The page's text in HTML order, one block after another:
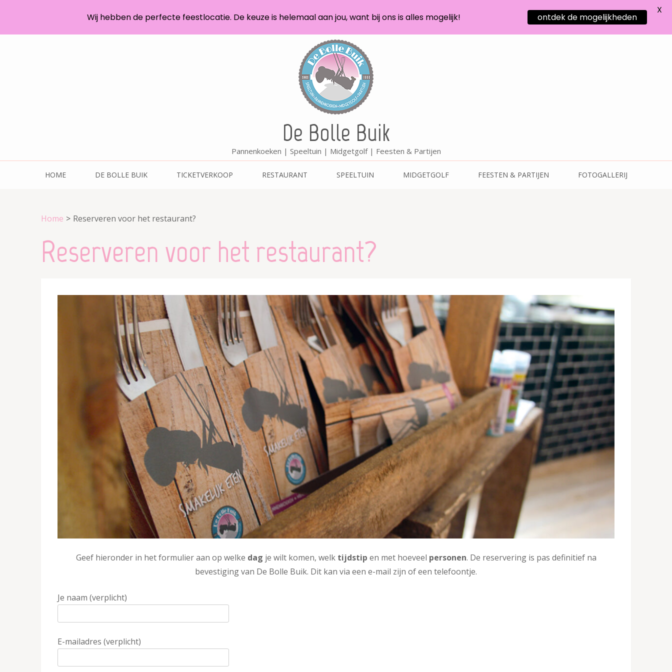
De Bolle Buik
Pannenkoeken | Speeltuin | Midgetgolf | Feesten & Partijen
HOME DE BOLLE BUIK TICKETVERKOOP RESTAURANT SPEELTUIN MIDGETGOLF FEESTEN & PARTIJEN FOTOGALLERIJ
Home > Reserveren voor het restaurant?
Reserveren voor het restaurant?
Geef hieronder in het formulier aan op welke dag je wilt komen, welk tijdstip en met hoeveel personen. De reservering is pas definitief na
bevestiging van De Bolle Buik. Dit kan via een e-mail zijn of een telefoontje.
Je naam (verplicht)
E-mailadres (verplicht)
Wij hebben de perfecte feestlocatie. De keuze is helemaal aan jou, want bij ons is alles mogelijk! ontdek de mogelijkheden
X